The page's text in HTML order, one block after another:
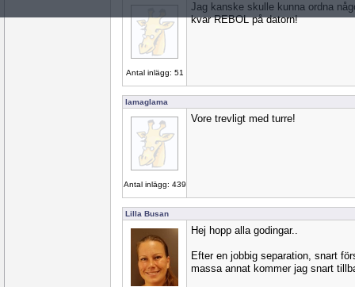
Antal inlägg: 51
Jag kanske skulle kunna ordna
kvar REBOL på datorn!
lamaglama
Antal inlägg: 439
Vore trevligt med turre!
Lilla Busan
Hej hopp alla godingar..
Efter en jobbig separation, snart
massa annat kommer jag snart